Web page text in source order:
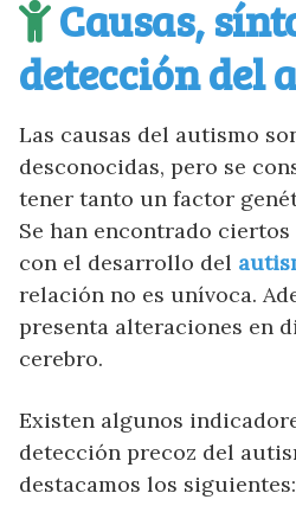
Causas,
detección del
Las causas del autismo
desconocidas, pero se
tener tanto un factor
Se han encontrado
con el desarrollo del
relación no es unívoca.
presenta alteraciones en
cerebro.
Existen algunos
detección precoz del
destacamos los siguientes: